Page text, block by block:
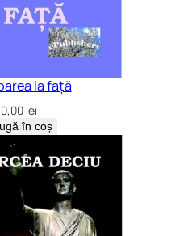
la față
lei
în coș